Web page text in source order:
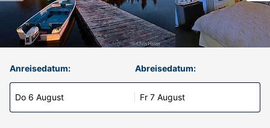
Anreisedatum:
Do 6 August
Abreisedatum:
Fr 7 August